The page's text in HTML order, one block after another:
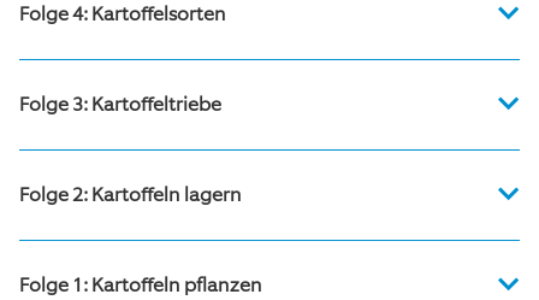
WhatsApp Status Teil 1
Folge 4: Kartoffelsorten
WhatsApp Status Teil 1
Folge 3: Kartoffeltriebe
Folge 2: Kartoffeln lagern
Folge 1: Kartoffeln pflanzen